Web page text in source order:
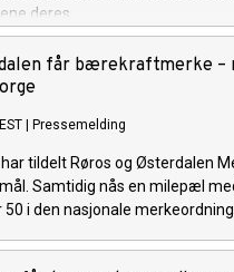
deres.
får bærekraftmerke –
Pressemelding
har tildelt Røros og Østerdalen
Samtidig nås en milepæl
i den nasjonale